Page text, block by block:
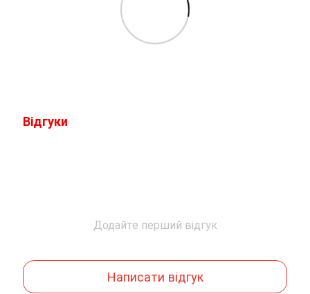
Відгуки
Додайте перший відгук
Написати відгук